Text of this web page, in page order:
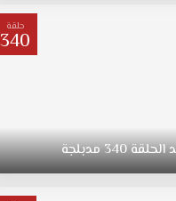
حلقة
340
الحلقة340مدبلجة